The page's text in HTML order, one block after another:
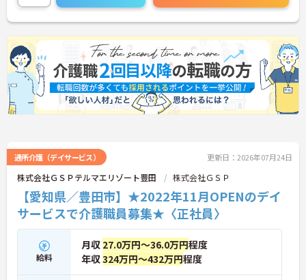
す。
＜将来を見据えた多彩なキャリアパスと待遇＞「介
護のスペシャリスト」「管理職」「他職種へのチャ
レンジ」など、希望に合わせた多彩なキャリアプラ
ンが用意されています。階層別の研修や資格取得支
援制度があり、働きながらスキルアップが可能で
す。
通所介護（デイサービス） 更新日：2026年07月24日
株式会社ＧＳＰテルマエリゾート豊田 株式会社ＧＳＰ
【愛知県／豊田市】★2022年11月OPENのデイ
サービスで介護職員募集★〈正社員〉
給料
月収 27.0万円～36.0万円程度
年収324万円～432万円程度